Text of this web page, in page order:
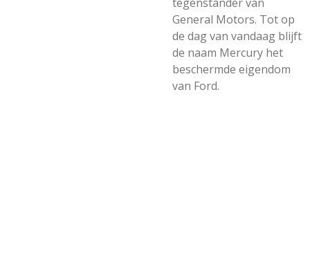
General Motors. Tot op
de dag van vandaag blijft
de naam Mercury het
beschermde eigendom
van Ford.